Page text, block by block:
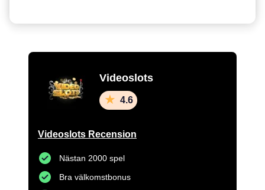
Videoslots
4.6
Videoslots Recension
Nästan 2000 spel
Bra välkomstbonus